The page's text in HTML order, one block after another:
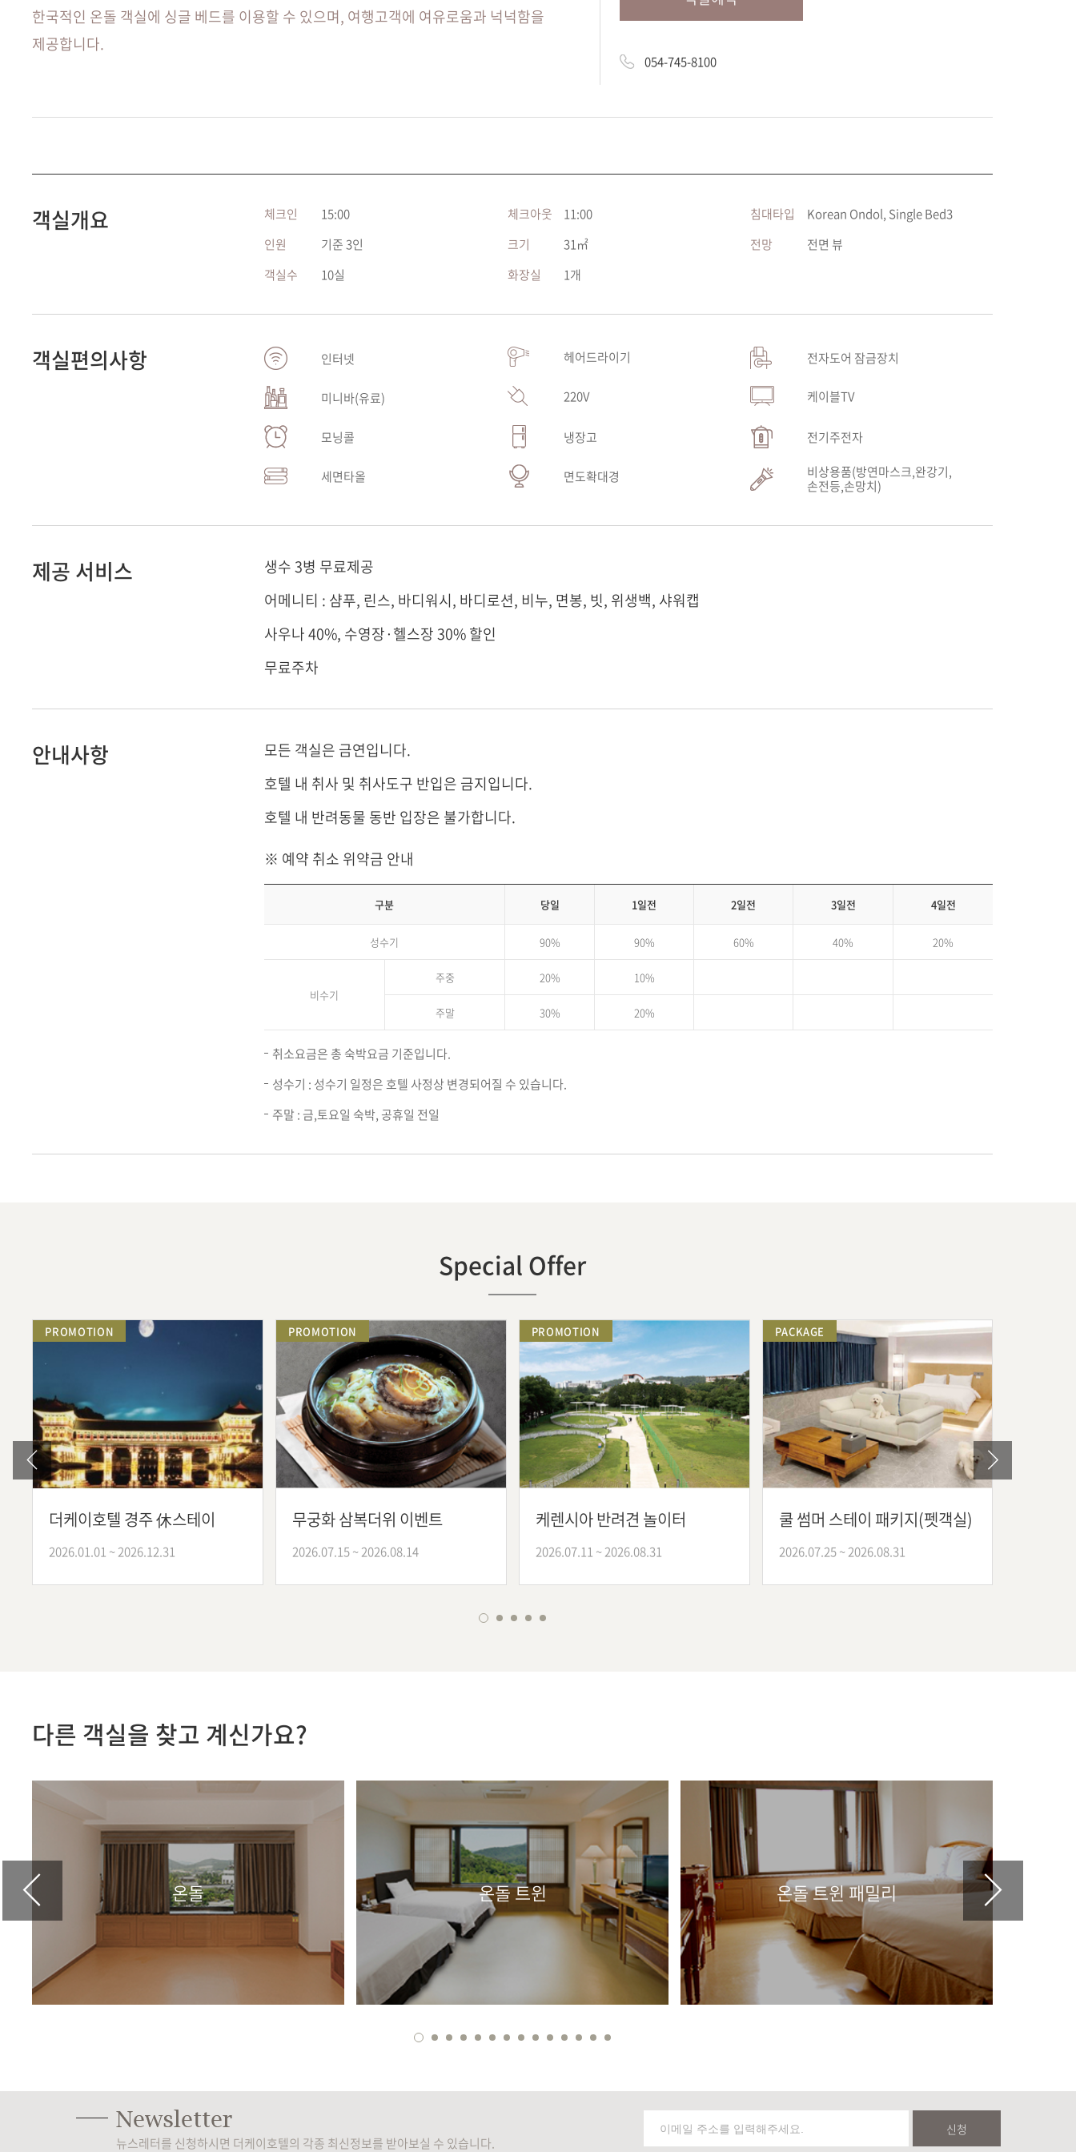
한국적인 온돌 객실에 싱글 베드를 이용할 수 있으며, 여행고객에 여유로움과 넉넉함을
제공합니다.
054-745-8100
객실개요 체크인 15:00 체크아웃 11:00 침대타입
Korean Ondol, Single Bed3
인원
기준 3인 크기 31㎡ 전망
전면 뷰
객실수
10실 화장실 1개
객실편의사항 인터넷 헤어드라이기 전자도어 잠금장치
미니바(유료) 220V 케이블TV
모닝콜 냉장고 전기주전자
세면타올 면도확대경
비상용품(방연마스크,완강기,
손전등,손망치)
제공 서비스
생수 3병 무료제공
어메니티 : 샴푸, 린스, 바디워시, 바디로션, 비누, 면봉, 빗, 위생백, 샤워캡
사우나 40%, 수영장·헬스장 30% 할인
무료주차
안내사항
모든 객실은 금연입니다.
호텔 내 취사 및 취사도구 반입은 금지입니다.
호텔 내 반려동물 동반 입장은 불가합니다.
※ 예약 취소 위약금 안내
구분 당일 1일전 2일전 3일전 4일전
성수기 90% 90% 60% 40% 20%
비수기
주중 20% 10%
주말 30% 20%
취소요금은 총 숙박요금 기준입니다.
성수기 : 성수기 일정은 호텔 사정상 변경되어질 수 있습니다.
주말 : 금,토요일 숙박, 공휴일 전일
Special Offer
PROMOTION
더케이호텔 경주 休스테이
2026.01.01 ~ 2026.12.31
PROMOTION
무궁화 삼복더위 이벤트
2026.07.15 ~ 2026.08.14
PROMOTION
케렌시아 반려견 놀이터
2026.07.11 ~ 2026.08.31
PACKAGE
쿨 썸머 스테이 패키지(펫객실)
2026.07.25 ~ 2026.08.31
다른 객실을 찾고 계신가요?
온돌 온돌 트윈 온돌 트윈 패밀리
뉴스레터를 신청하시면 더케이호텔의 각종 최신정보를 받아보실 수 있습니다.
신청